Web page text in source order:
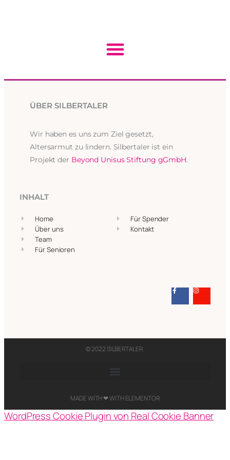
ÜBER SILBERTALER
Wir haben es uns zum Ziel gesetzt,
Altersarmut zu lindern. Silbertaler ist ein
Projekt der Beyond Unisus Stiftung gGmbH.
INHALT
Home
Über uns
Team
Für Senioren
Für Spender
Kontakt
© 2022 SILBERTALER.​
MADE WITH ❤ WITH ELEMENTOR​
WordPress Cookie Plugin von Real Cookie Banner